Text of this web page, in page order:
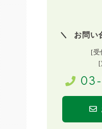
お問い
[受
[